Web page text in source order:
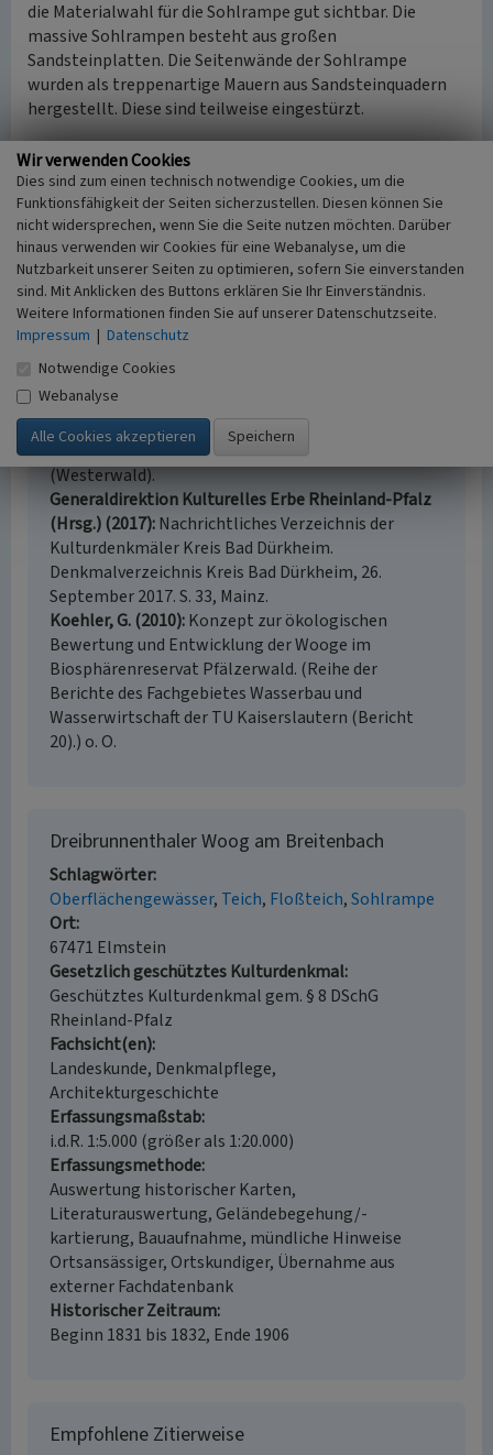
die Materialwahl für die Sohlrampe gut sichtbar. Die
massive Sohlrampen besteht aus großen
Sandsteinplatten. Die Seitenwände der Sohlrampe
wurden als treppenartige Mauern aus Sandsteinquadern
hergestellt. Diese sind teilweise eingestürzt.
Aufgrund des großen Gefälles des Breitenbaches wurde
das gesamte Triftgewässer durch mehrere Sohlrampen,
wie z.B. dieSohlrampe am Breitenbach , ergänzt.
(Matthias C.S. Dreyer, Struktur- und
Genehmigungsdirektion Süd, 2019)
Literatur
Albrecht, Karl-Heinz / Landkreis Pirmasens (Hrsg.)
(1983) Die südpfälzische Holztrift und ihr Ende vor
100 Jahren. (Heimatkalender für das Pirmasenser
und Zweibrücker Land 1983.) S. 53-56. Rengsdorf
(Westerwald).
Generaldirektion Kulturelles Erbe Rheinland-Pfalz
(Hrsg.) (2017) Nachrichtliches Verzeichnis der
Kulturdenkmäler Kreis Bad Dürkheim.
Denkmalverzeichnis Kreis Bad Dürkheim, 26.
September 2017. S. 33, Mainz.
Koehler, G. (2010) Konzept zur ökologischen
Bewertung und Entwicklung der Wooge im
Biosphärenreservat Pfälzerwald. (Reihe der
Berichte des Fachgebietes Wasserbau und
Wasserwirtschaft der TU Kaiserslautern (Bericht
20).) o. O.
Dreibrunnenthaler Woog am Breitenbach
Schlagwörter
Oberflächengewässer Teich Floßteich Sohlrampe
Ort
67471 Elmstein
Gesetzlich geschütztes Kulturdenkmal
Geschütztes Kulturdenkmal gem. § 8 DSchG
Rheinland-Pfalz
Fachsicht(en)
Landeskunde, Denkmalpflege,
Architekturgeschichte
Erfassungsmaßstab
i.d.R. 1:5.000 (größer als 1:20.000)
Erfassungsmethode
Auswertung historischer Karten,
Literaturauswertung, Geländebegehung/-
kartierung, Bauaufnahme, mündliche Hinweise
Ortsansässiger, Ortskundiger, Übernahme aus
externer Fachdatenbank
Historischer Zeitraum
Beginn 1831 bis 1832, Ende 1906
Empfohlene Zitierweise
Wir verwenden Cookies
Dies sind zum einen technisch notwendige Cookies, um die
Funktionsfähigkeit der Seiten sicherzustellen. Diesen können Sie
nicht widersprechen, wenn Sie die Seite nutzen möchten. Darüber
hinaus verwenden wir Cookies für eine Webanalyse, um die
Nutzbarkeit unserer Seiten zu optimieren, sofern Sie einverstanden
sind. Mit Anklicken des Buttons erklären Sie Ihr Einverständnis.
Weitere Informationen finden Sie auf unserer Datenschutzseite.
Impressum | Datenschutz
Notwendige Cookies
Webanalyse